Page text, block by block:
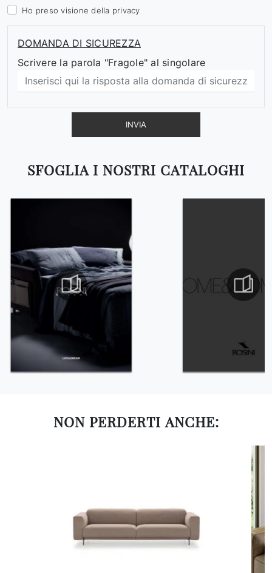
SFOGLIA I NOSTRI CATALOGHI
Ho preso visione della privacy
DOMANDA DI SICUREZZA
Scrivere la parola "Fragole" al singolare
INVIA
NON PERDERTI ANCHE: